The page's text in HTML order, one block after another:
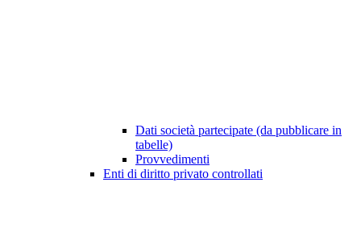
Dati società partecipate (da pubblicare in
tabelle)
Provvedimenti
Enti di diritto privato controllati